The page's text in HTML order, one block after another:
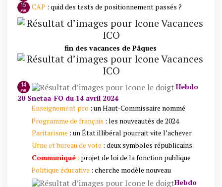
CAP : quid des tests de positionnement passés ?
fin des vacances de Pâques
Hebdo
20 Snetaa-FO du 14 avril 2024
Enseignement pro : un Haut-Commissaire nommé
Programme de français : les nouveautés de 2024
Paritarisme : un État illibéral pourrait vite l’achever
Urne et bureau de vote : deux symboles républicains
Communiqué : projet de loi de la fonction publique
Politique éducative : cherche modèle nouveau
Hebdo